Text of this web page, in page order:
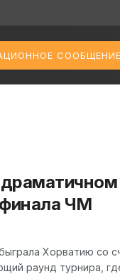
СООБЩЕНИЕ
ЧМ
Хорватию со
раунд турнира,